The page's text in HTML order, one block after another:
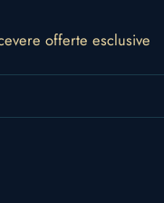
offerte esclusive